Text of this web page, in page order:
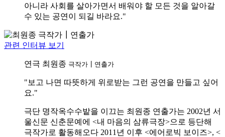
아니라 사회를 살아가면서 배워야 할 모든 것을 알아갈
수 있는 공연이 되길 바라요."
관련 인터뷰 보기
연극 최원종 극작가┃연출가
"보고 나면 따뜻하게 위로받는 그런 공연을 만들고 싶어
요."
극단 명작옥수수밭을 이끄는 최원종 연출가는 2002년 서
울신문 신춘문예에 <내 마음의 삼류극장>으로 등단해
극작가로 활동해오다 2011년 이후 <에어로빅 보이즈>, <